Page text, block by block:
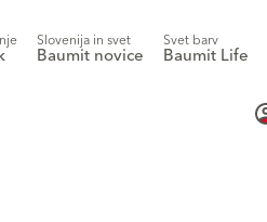
Slovenija in svet
Baumit novice
Svet barv
Baumit Life